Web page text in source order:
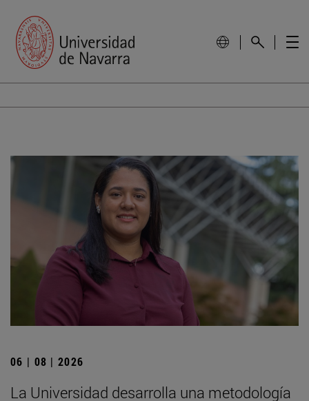
06 | 08 | 2026
La Universidad desarrolla una metodología